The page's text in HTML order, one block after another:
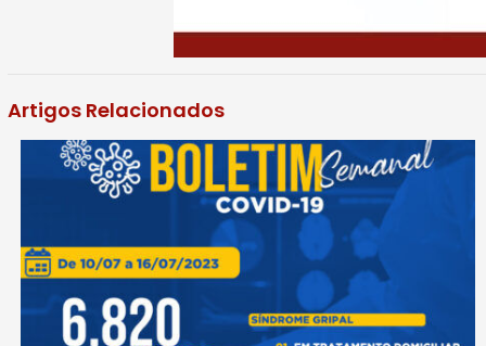
Artigos Relacionados